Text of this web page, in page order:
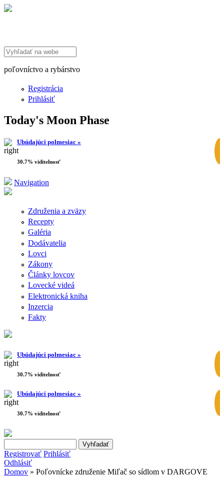
Search this site
poľovníctvo a rybárstvo
Registrácia
Prihlásiť
Today's Moon Phase
Ubúdajúci polmesiac »
30.7% viditelnosť
Navigation
Združenia a zväzy
Recepty
Galéria
Dodávatelia
Lovci
Zákony
Články lovcov
Lovecké videá
Elektronická kniha
Inzercia
Fakty
Ubúdajúci polmesiac »
30.7% viditelnosť
Ubúdajúci polmesiac »
30.7% viditelnosť
Vyhľadávanie
Registrovať Prihlásiť
Odhlásiť
Domov » Poľovnícke združenie Miľač so sídlom v DARGOVE